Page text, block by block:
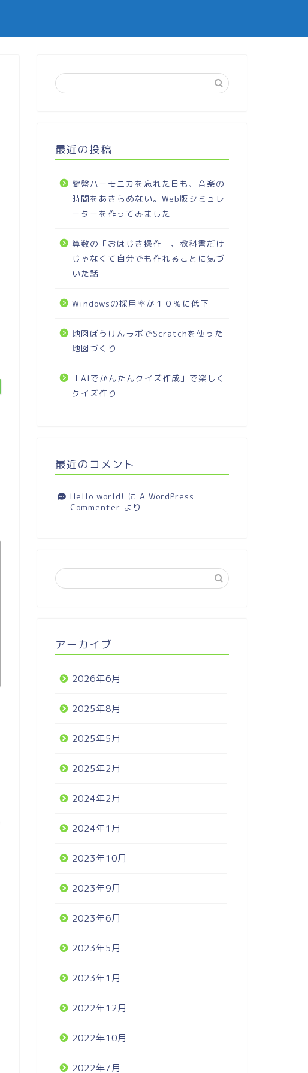
最近の投稿
鍵盤ハーモニカを忘れた日も、音楽の
時間をあきらめない。Web版シミュレ
ーターを作ってみました
算数の「おはじき操作」、教科書だけ
じゃなくて自分でも作れることに気づ
いた話
Windowsの採用率が１０％に低下
地図ぼうけんラボでScratchを使った
地図づくり
「AIでかんたんクイズ作成」で楽しく
クイズ作り
最近のコメント
Hello world! に A WordPress
Commenter より
アーカイブ
2026年6月
2025年8月
2025年5月
2025年2月
2024年2月
2024年1月
2023年10月
2023年9月
2023年6月
2023年5月
2023年1月
2022年12月
2022年10月
2022年7月